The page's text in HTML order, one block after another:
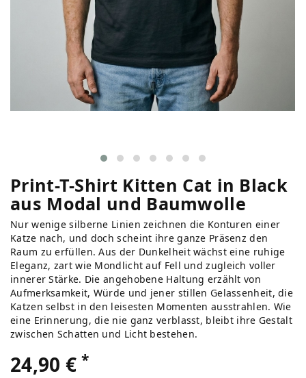
Print-T-Shirt Kitten Cat in Black
aus Modal und Baumwolle
Nur wenige silberne Linien zeichnen die Konturen einer
Katze nach, und doch scheint ihre ganze Präsenz den
Raum zu erfüllen. Aus der Dunkelheit wächst eine ruhige
Eleganz, zart wie Mondlicht auf Fell und zugleich voller
innerer Stärke. Die angehobene Haltung erzählt von
Aufmerksamkeit, Würde und jener stillen Gelassenheit, die
Katzen selbst in den leisesten Momenten ausstrahlen. Wie
eine Erinnerung, die nie ganz verblasst, bleibt ihre Gestalt
zwischen Schatten und Licht bestehen.
24,90 €*